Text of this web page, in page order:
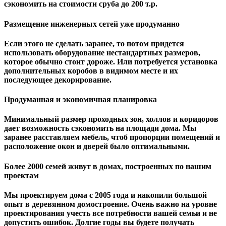
сэкономить на стоимости сруба до 200 т.р.
Размещение инженерных сетей уже продуманно
Если этого не сделать заранее, то потом придется
использовать оборудование нестандартных размеров,
которое обычно стоит дороже. Или потребуется установка
дополнительных коробов в видимом месте и их
последующее декорирование.
Продуманная и экономичная планировка
Минимальный размер проходных зон, холлов и коридоров
дает возможность сэкономить на площади дома. Мы
заранее расставляем мебель, чтоб пропорции помещений и
расположение окон и дверей было оптимальными.
Более 2000 семей живут в домах, построенных по нашим
проектам
Мы проектируем дома с 2005 года и накопили большой
опыт в деревянном домостроение. Очень важно на уровне
проектирования учесть все потребности вашей семьи и не
допустить ошибок. Долгие годы вы будете получать